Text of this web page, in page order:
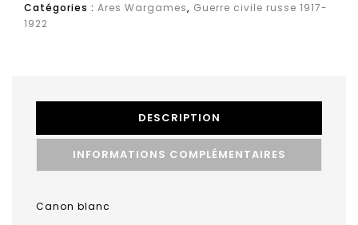
Catégories : Ares Wargames, Guerre civile russe 1917-
1922
DESCRIPTION
INFORMATIONS COMPLÉMENTAIRES
Canon blanc